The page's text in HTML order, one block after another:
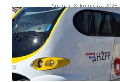
Subota, 8. kolovoza 2026.